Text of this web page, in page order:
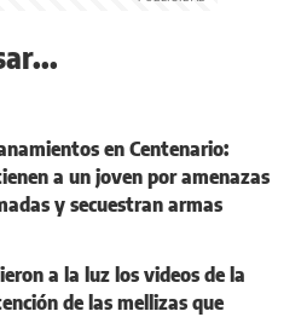
en Centenario:
a un joven por amenazas
y secuestran armas
a la luz los videos de la
de las mellizas que